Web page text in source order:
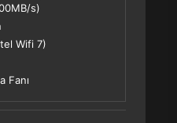
s)
Wifi 7)
Fanı